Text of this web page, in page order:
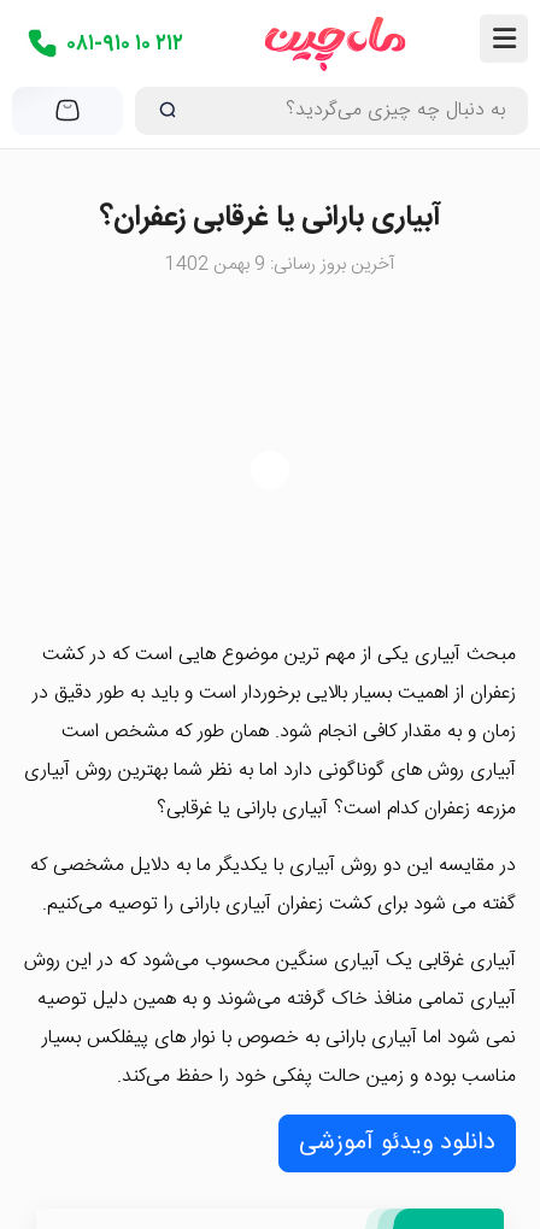
۰۸۱-۹۱۰ ۱۰ ۲۱۲
آبیاری بارانی یا غرقابی زعفران؟
آخرین بروز رسانی: 9 بهمن 1402
مبحث آبیاری یکی از مهم ترین موضوع هایی است که در کشت
زعفران از اهمیت بسیار بالایی برخوردار است و باید به طور دقیق در
زمان و به مقدار کافی انجام شود. همان طور که مشخص است
آبیاری روش های گوناگونی دارد اما به نظر شما بهترین روش آبیاری
مزرعه زعفران کدام است؟ آبیاری بارانی یا غرقابی؟
در مقایسه این دو روش آبیاری با یکدیگر ما به دلایل مشخصی که
گفته می شود برای کشت زعفران آبیاری بارانی را توصیه می‌کنیم.
آبیاری غرقابی یک آبیاری سنگین محسوب می‌شود که در این روش
آبیاری تمامی منافذ خاک گرفته می‌شوند و به همین دلیل توصیه
نمی شود اما آبیاری بارانی به خصوص با نوار های پیفلکس بسیار
مناسب بوده و زمین حالت پفکی خود را حفظ می‌کند.
دانلود ویدئو آموزشی